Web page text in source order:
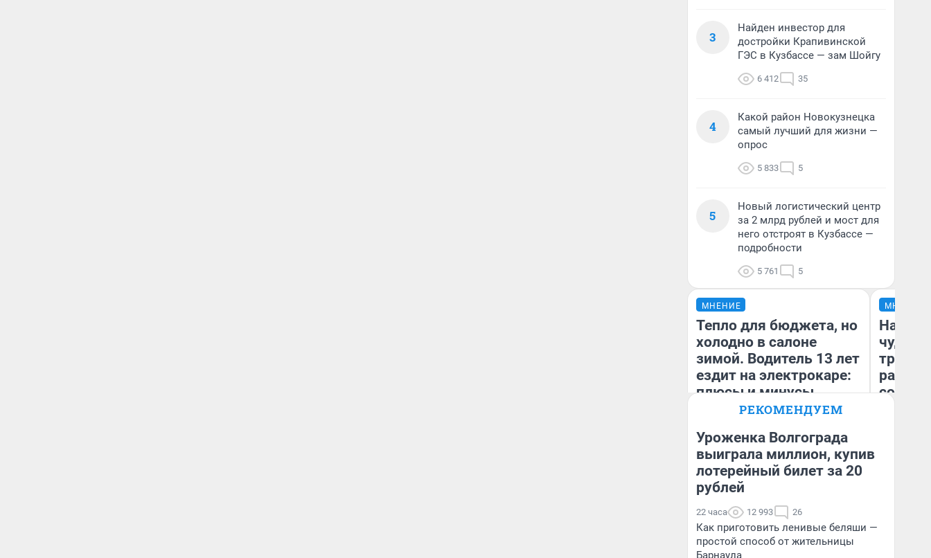
3
Найден инвестор для
достройки Крапивинской
ГЭС в Кузбассе — зам Шойгу
6 412 35
4
Какой район Новокузнецка
самый лучший для жизни —
опрос
5 833 5
5
Новый логистический центр
за 2 млрд рублей и мост для
него отстроят в Кузбассе —
подробности
5 761 5
МНЕНИЕ
Тепло для бюджета, но
холодно в салоне
зимой. Водитель 13 лет
ездит на электрокаре:
плюсы и минусы
Денис Дедюхин
МНЕНИЕ
чудом
РЕКОМЕНДУЕМ
Уроженка Волгограда
выиграла миллион, купив
лотерейный билет за 20
рублей
22 часа 12 993 26
Как приготовить ленивые беляши —
простой способ от жительницы
Барнаула